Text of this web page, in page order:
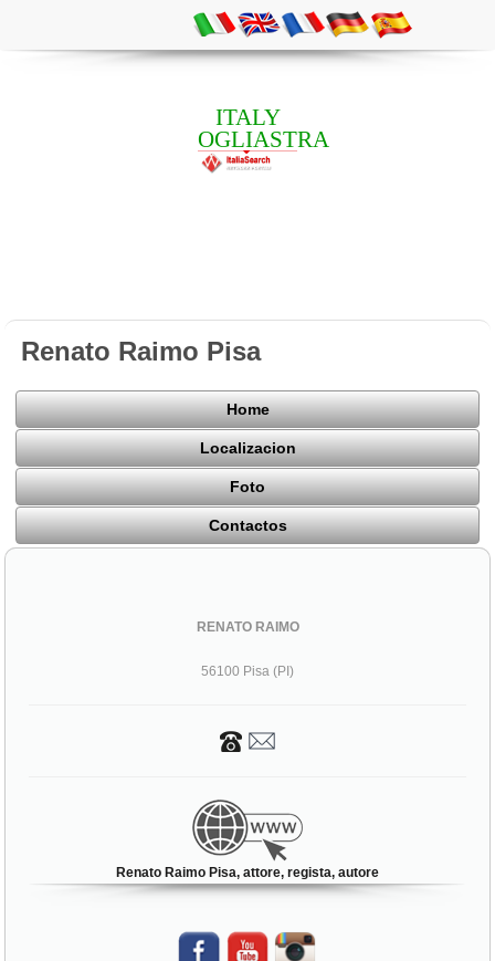
ITALY
OGLIASTRA
Renato Raimo Pisa
Home
Localizacion
Foto
Contactos
RENATO RAIMO
56100 Pisa (PI)
Renato Raimo Pisa, attore, regista, autore